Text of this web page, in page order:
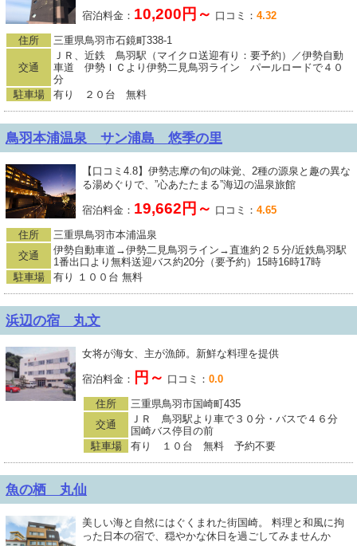
宿泊料金： 10,200円～ 口コミ： 4.32
住所 三重県鳥羽市石鏡町338-1
交通
ＪＲ、近鉄 鳥羽駅（マイクロ送迎有り：要予約）／伊勢自動
車道 伊勢ＩＣより伊勢二見鳥羽ライン パールロードで４０
分
駐車場
有り ２０台 無料
鳥羽本浦温泉 サン浦島 悠季の里
【口コミ4.8】伊勢志摩の旬の味覚、2種の源泉と趣の異な
る湯めぐりで、”心あたたまる”海辺の温泉旅館
宿泊料金： 19,662円～ 口コミ： 4.65
住所
三重県鳥羽市本浦温泉
交通
伊勢自動車道→伊勢二見鳥羽ライン→直進約２５分/近鉄鳥羽駅
1番出口より無料送迎バス約20分（要予約）15時16時17時
駐車場
有り １００台 無料
浜辺の宿 丸文
女将が海女、主が漁師。新鮮な料理を提供
宿泊料金： 円～ 口コミ： 0.0
住所
三重県鳥羽市国崎町435
交通
ＪＲ 鳥羽駅より車で３０分・バスで４６分
国崎バス停目の前
駐車場
有り １０台 無料 予約不要
魚の栖 丸仙
美しい海と自然にはぐくまれた街国崎。 料理と和風に拘
った日本の宿で、穏やかな休日を過ごしてみませんか